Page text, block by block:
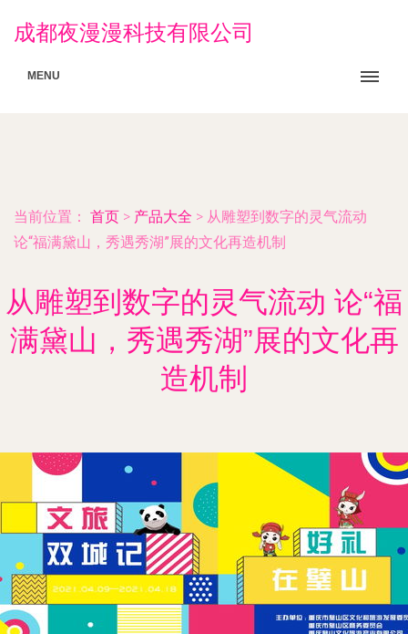
成都夜漫漫科技有限公司
MENU
当前位置： 首页 > 产品大全 > 从雕塑到数字的灵气流动
论“福满黛山，秀遇秀湖”展的文化再造机制
从雕塑到数字的灵气流动 论“福
满黛山，秀遇秀湖”展的文化再
造机制